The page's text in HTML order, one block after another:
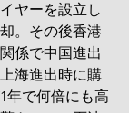
ヤーを設立し
。その後香港
係で中国進出
海進出時に購
年で何倍にも高